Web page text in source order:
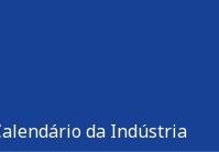
da Indústria